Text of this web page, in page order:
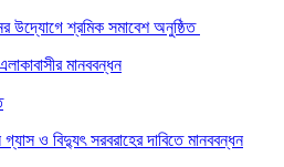
উদ্যোগে শ্রমিক সমাবেশ অনুষ্ঠিত
মানববন্ধন
গ্যাস ও বিদ্যুৎ সরবরাহের দাবিতে মানববন্ধন